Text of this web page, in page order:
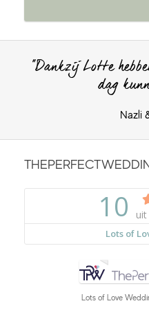
"Dankzij Lotte
dag
Nazli
Lots of Love